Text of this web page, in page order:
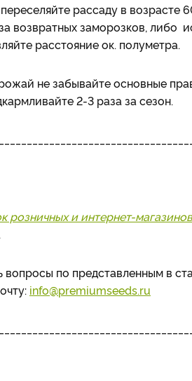
рассаду в возрасте
возвратных заморозков, либо
расстояние ок. полуметра.
не забывайте основные
2-3 раза за сезон.
розничных и интернет-
по представленным в
info@premiumseeds.ru